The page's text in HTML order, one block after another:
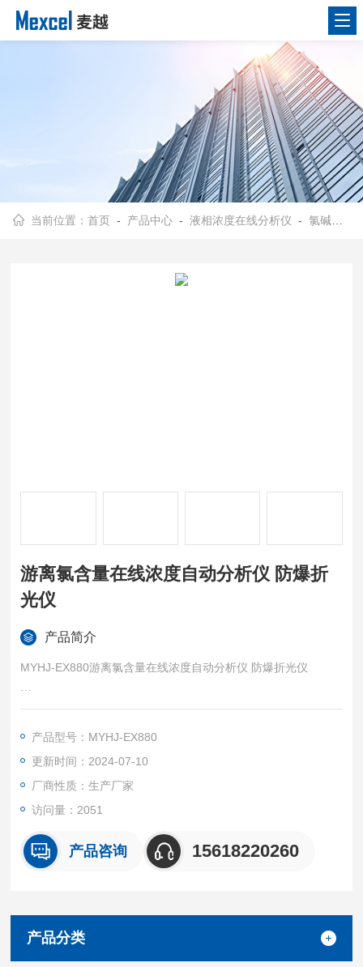
当前位置：首页 - 产品中心 -液相浓度在线分析仪 -氯碱行业
游离氯含量在线浓度自动分析仪 防爆折
光仪
产品简介
MYHJ-EX880游离氯含量在线浓度自动分析仪 防爆折光仪
游离氯含量在线浓度自动分析仪（防爆型）是一种专门设计用于
量的设备。
这类防爆型分析仪通常采用的传感器技术和检测方法，能够准确
测量水中游离氯的浓度
产品型号：MYHJ-EX880
更新时间：2024-07-10
厂商性质：生产厂家
访问量：2051
产品咨询 15618220260
产品分类